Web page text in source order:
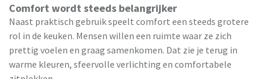
Comfort wordt steeds belangrijker
Naast praktisch gebruik speelt comfort een steeds grotere
rol in de keuken. Mensen willen een ruimte waar ze zich
prettig voelen en graag samenkomen. Dat zie je terug in
warme kleuren, sfeervolle verlichting en comfortabele